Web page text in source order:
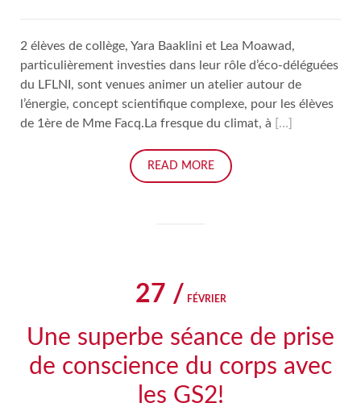
2 élèves de collège, Yara Baaklini et Lea Moawad,
particulièrement investies dans leur rôle d’éco-déléguées
du LFLNI, sont venues animer un atelier autour de
l’énergie, concept scientifique complexe, pour les élèves
de 1ère de Mme Facq.La fresque du climat, à
[…]
READ MORE
27 / FÉVRIER
Une superbe séance de prise
de conscience du corps avec
les GS2!